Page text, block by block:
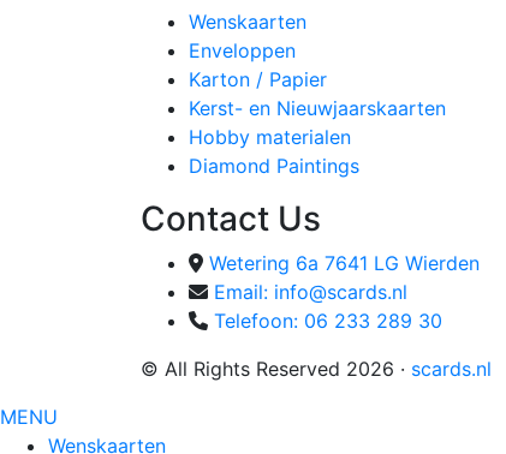
Wenskaarten
Enveloppen
Karton / Papier
Kerst- en Nieuwjaarskaarten
Hobby materialen
Diamond Paintings
Contact Us
Wetering 6a 7641 LG Wierden
Email: info@scards.nl
Telefoon: 06 233 289 30
© All Rights Reserved 2026 · scards.nl
MENU
Wenskaarten